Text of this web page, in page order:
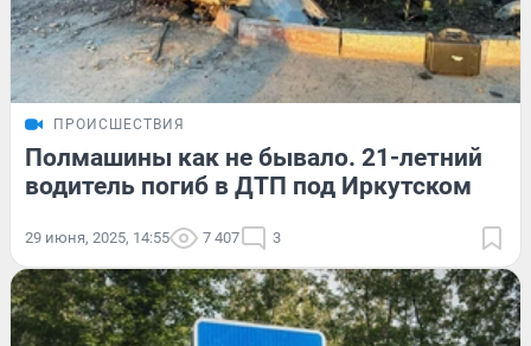
ПРОИСШЕСТВИЯ
Полмашины как не бывало. 21-летний
водитель погиб в ДТП под Иркутском
29 июня, 2025, 14:55 7 407 3